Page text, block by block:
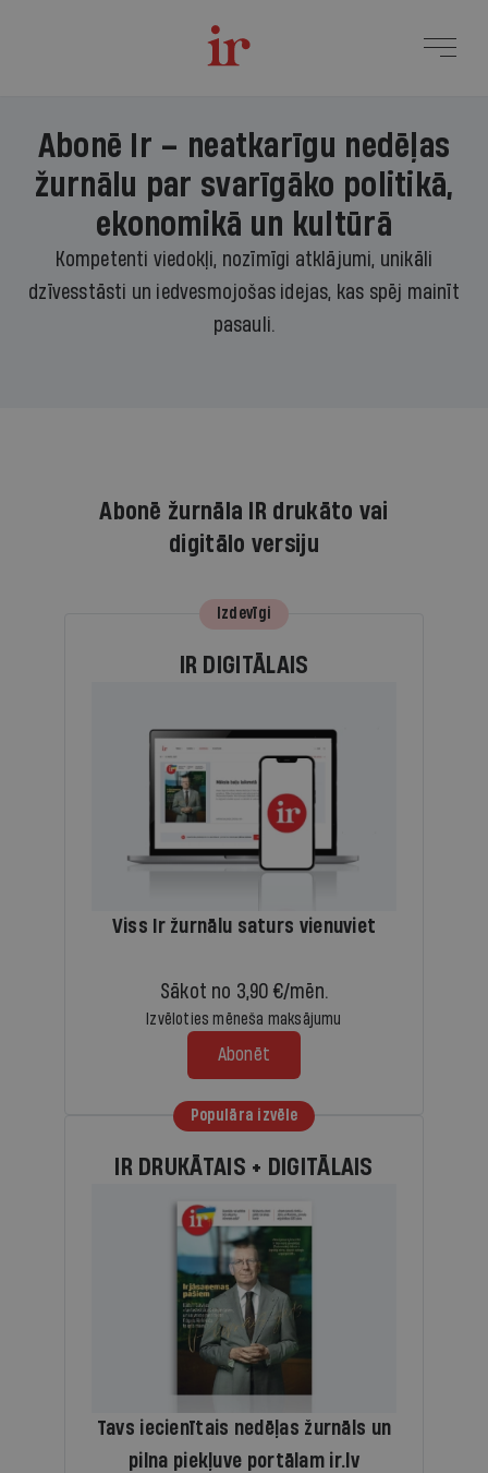
Abonē Ir – neatkarīgu nedēļas
žurnālu par svarīgāko politikā,
ekonomikā un kultūrā
Kompetenti viedokļi, nozīmīgi atklājumi, unikāli
dzīvesstāsti un iedvesmojošas idejas, kas spēj mainīt
pasauli.
Abonē žurnāla IR drukāto vai
digitālo versiju
Izdevīgi
IR DIGITĀLAIS
Viss Ir žurnālu saturs vienuviet
Sākot no 3,90 €/mēn.
Izvēloties mēneša maksājumu
Abonēt
Populāra izvēle
IR DRUKĀTAIS + DIGITĀLAIS
Tavs iecienītais nedēļas žurnāls un
pilna piekļuve portālam ir.lv